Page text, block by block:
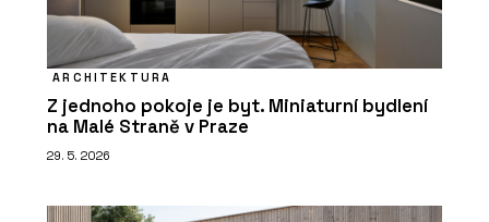
ARCHITEKTURA
Z jednoho pokoje je byt. Miniaturní bydlení
na Malé Straně v Praze
29. 5. 2026